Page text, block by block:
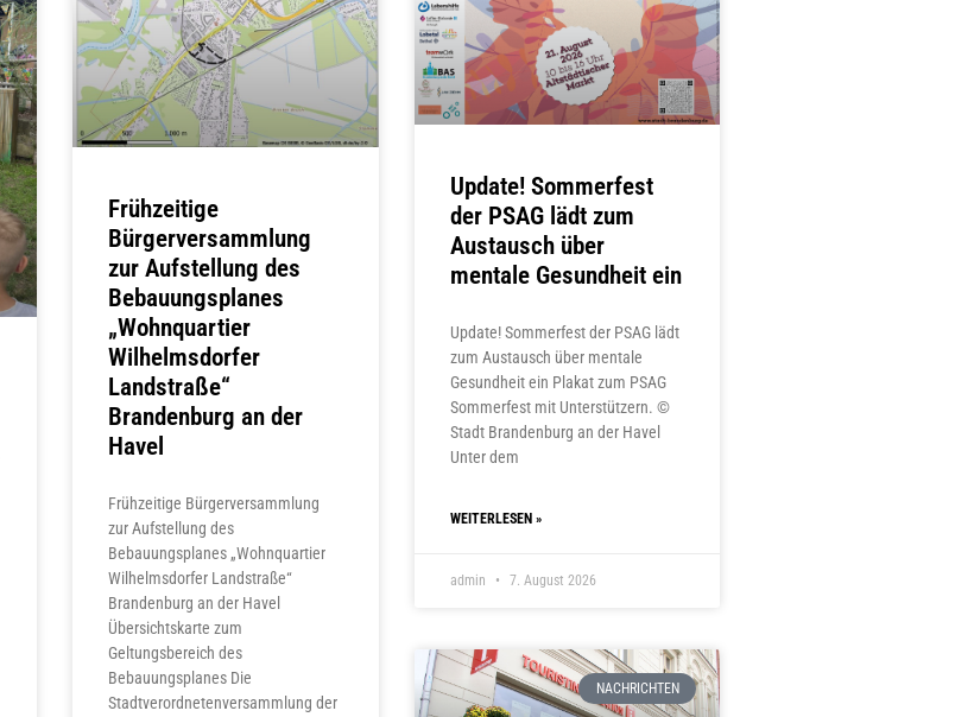
Frühzeitige
Bürgerversammlung
zur Aufstellung des
Bebauungsplanes
„Wohnquartier
Wilhelmsdorfer
Landstraße“
Brandenburg an der
Havel
Frühzeitige Bürgerversammlung
zur Aufstellung des
Bebauungsplanes „Wohnquartier
Wilhelmsdorfer Landstraße“
Brandenburg an der Havel
Übersichtskarte zum
Geltungsbereich des
Bebauungsplanes Die
Stadtverordnetenversammlung der
Update! Sommerfest
der PSAG lädt zum
Austausch über
mentale Gesundheit ein
Update! Sommerfest der PSAG lädt
zum Austausch über mentale
Gesundheit ein Plakat zum PSAG
Sommerfest mit Unterstützern. ©
Stadt Brandenburg an der Havel
Unter dem
WEITERLESEN »
admin 7. August 2026
NACHRICHTEN